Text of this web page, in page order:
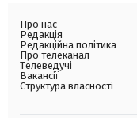
Про нас
Редакція
Редакційна політика
Про телеканал
Телеведучі
Вакансії
Структура власності